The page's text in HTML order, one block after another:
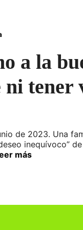
a la
tener
de 2023. Una
inequívoco”
más